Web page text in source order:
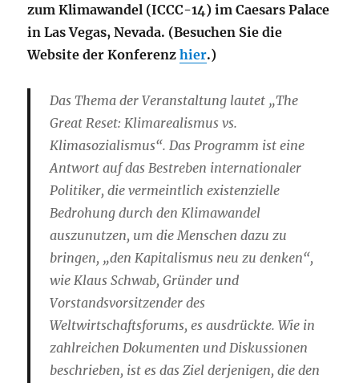
zum Klimawandel (ICCC-14) im Caesars Palace
in Las Vegas, Nevada. (Besuchen Sie die
Website der Konferenzhier.)
Das Thema der Veranstaltung lautet „The
Great Reset: Klimarealismus vs.
Klimasozialismus“. Das Programm ist eine
Antwort auf das Bestreben internationaler
Politiker, die vermeintlich existenzielle
Bedrohung durch den Klimawandel
auszunutzen, um die Menschen dazu zu
bringen, „den Kapitalismus neu zu denken“,
wie Klaus Schwab, Gründer und
Vorstandsvorsitzender des
Weltwirtschaftsforums, es ausdrückte. Wie in
zahlreichen Dokumenten und Diskussionen
beschrieben, ist es das Ziel derjenigen, die den